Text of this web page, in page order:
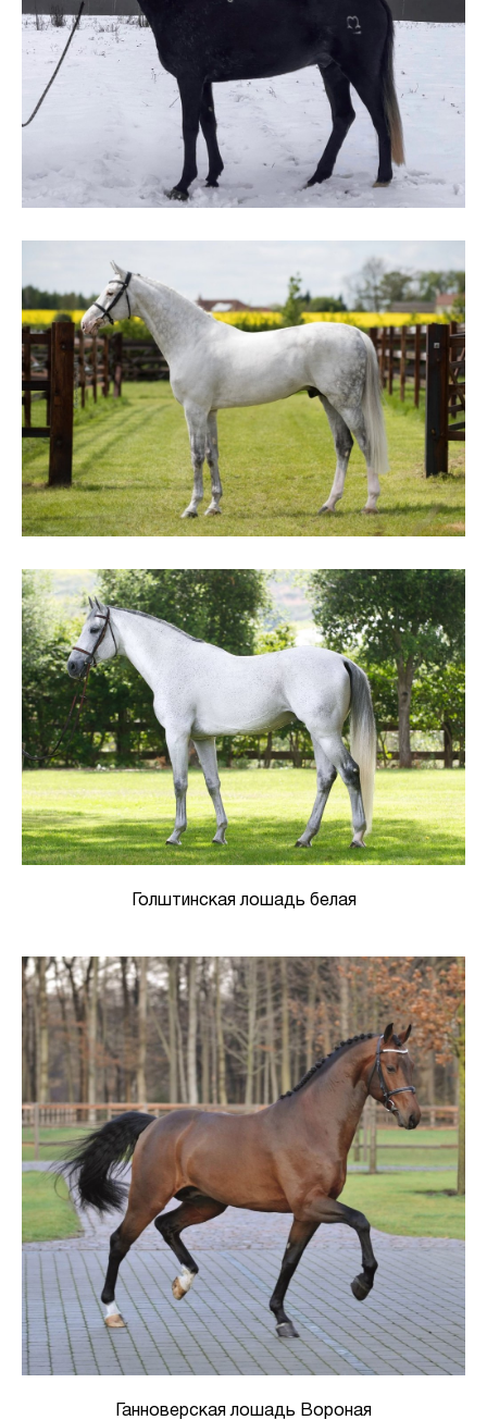
Голштинская лошадь белая
Ганноверская лошадь Вороная